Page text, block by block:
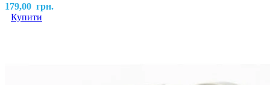
179,00 грн.
Купити